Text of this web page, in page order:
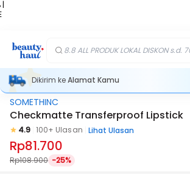
|
8.8 ALL PRODUK LOKAL DISKON s.d.
Dikirim keAlamat Kamu
SOMETHINC
Checkmatte Transferproof Lipstick
4.9 100+ Ulasan Lihat Ulasan
Rp81.700
Rp108.900 -25%